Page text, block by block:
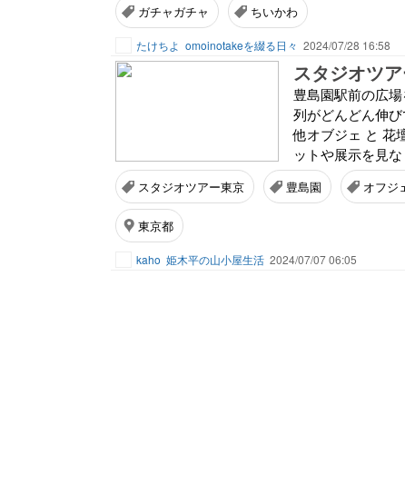
ガチャガチャ ちいかわ
たけちよ omoinotakeを綴る日々 2024/07/28 16:58
スタジオツ
豊島園駅前の広
列がどんどん伸
他オブジェ と 花
ットや展示を見
スタジオツアー東京 豊島園 オフジ
東京都
kaho 姫木平の山小屋生活 2024/07/07 06:05